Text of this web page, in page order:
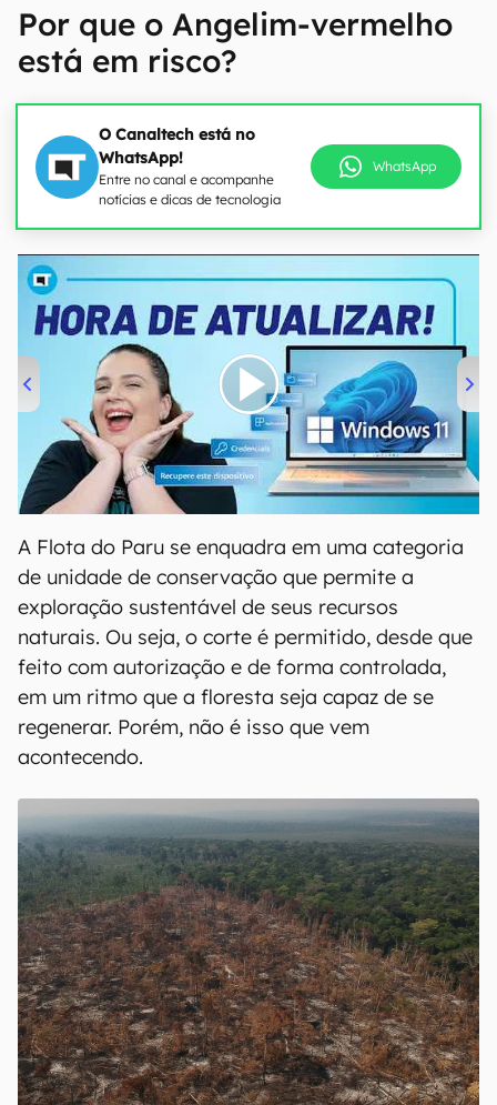
Por que o Angelim-vermelho
está em risco?
O Canaltech está no
WhatsApp!
Entre no canal e acompanhe
notícias e dicas de tecnologia
WhatsApp
00:00 04:52
A Flota do Paru se enquadra em uma categoria
de unidade de conservação que permite a
exploração sustentável de seus recursos
naturais. Ou seja, o corte é permitido, desde que
feito com autorização e de forma controlada,
em um ritmo que a floresta seja capaz de se
regenerar. Porém, não é isso que vem
acontecendo.